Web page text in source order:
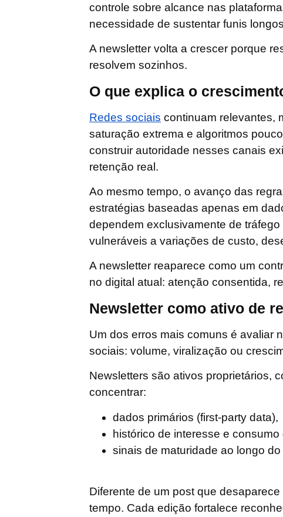
controle sobre alcance nas
necessidade de sustentar funis
A newsletter volta a crescer porque
resolvem sozinhos.
O que explica o
Redes sociais continuam relevantes,
saturação extrema e algoritmos
construir autoridade nesses canais
retenção real.
Ao mesmo tempo, o avanço das
estratégias baseadas apenas em
dependem exclusivamente de
vulneráveis a variações de custo,
A newsletter reaparece como um
no digital atual: atenção consentida,
Newsletter como ativo de
Um dos erros mais comuns é avaliar
sociais: volume, viralização ou
Newsletters são ativos proprietários,
concentrar:
dados primários (first-party data),
histórico de interesse e consumo
sinais de maturidade ao longo do
Diferente de um post que
tempo. Cada edição fortalece